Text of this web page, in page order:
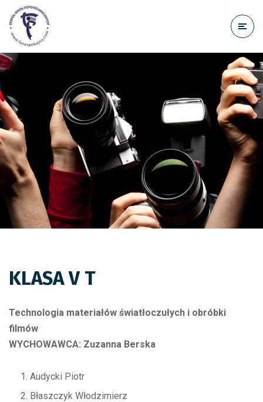
treści
KLASA V T
Technologia materiałów światłoczułych i obróbki
filmów
WYCHOWAWCA: Zuzanna Berska
Audycki Piotr
Błaszczyk Włodzimierz